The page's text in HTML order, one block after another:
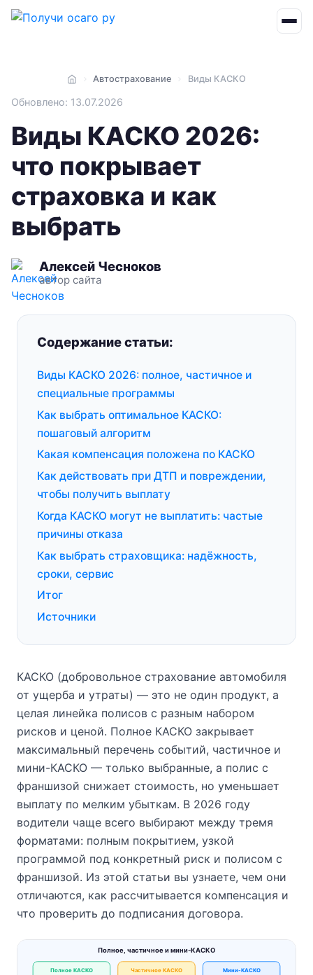
Главная
Автострахование Виды КАСКО
Обновлено: 13.07.2026
Виды КАСКО 2026:
что покрывает
страховка и как
выбрать
Алексей Чесноков
автор сайта
Содержание статьи:
Виды КАСКО 2026: полное, частичное и
специальные программы
Как выбрать оптимальное КАСКО:
пошаговый алгоритм
Какая компенсация положена по КАСКО
Как действовать при ДТП и повреждении,
чтобы получить выплату
Когда КАСКО могут не выплатить: частые
причины отказа
Как выбрать страховщика: надёжность,
сроки, сервис
Итог
Источники
КАСКО (добровольное страхование автомобиля
от ущерба и утраты) — это не один продукт, а
целая линейка полисов с разным набором
рисков и ценой. Полное КАСКО закрывает
максимальный перечень событий, частичное и
мини-КАСКО — только выбранные, а полис с
франшизой снижает стоимость, но уменьшает
выплату по мелким убыткам. В 2026 году
водители чаще всего выбирают между тремя
форматами: полным покрытием, узкой
программой под конкретный риск и полисом с
франшизой. Из этой статьи вы узнаете, чем они
отличаются, как рассчитывается компенсация и
что проверить до подписания договора.
Полное, частичное и мини-КАСКО
Полное КАСКО Частичное КАСКО Мини-КАСКО